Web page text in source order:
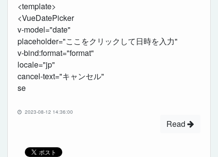
<template>
<VueDatePicker
v-model="date"
placeholder="ここをクリックして日時を入力"
v-bind:format="format"
locale="jp"
cancel-text="キャンセル"
se
2023-08-12 14:36:00
Read